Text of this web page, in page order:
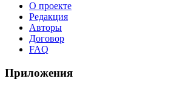
О проекте
Редакция
Авторы
Договор
FAQ
Приложения